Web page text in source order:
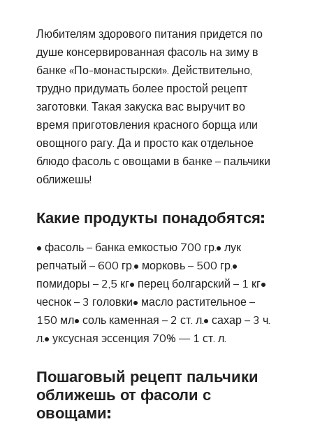
Любителям здорового питания придется по
душе консервированная фасоль на зиму в
банке «По-монастырски». Действительно,
трудно придумать более простой рецепт
заготовки. Такая закуска вас выручит во
время приготовления красного борща или
овощного рагу. Да и просто как отдельное
блюдо фасоль с овощами в банке – пальчики
оближешь!
Какие продукты понадобятся:
• фасоль – банка емкостью 700 гр.• лук
репчатый – 600 гр.• морковь – 500 гр.•
помидоры – 2,5 кг• перец болгарский – 1 кг•
чеснок – 3 головки• масло растительное –
150 мл• соль каменная – 2 ст. л.• сахар – 3 ч.
л.• уксусная эссенция 70% — 1 ст. л.
Пошаговый рецепт пальчики
оближешь от фасоли с
овощами: